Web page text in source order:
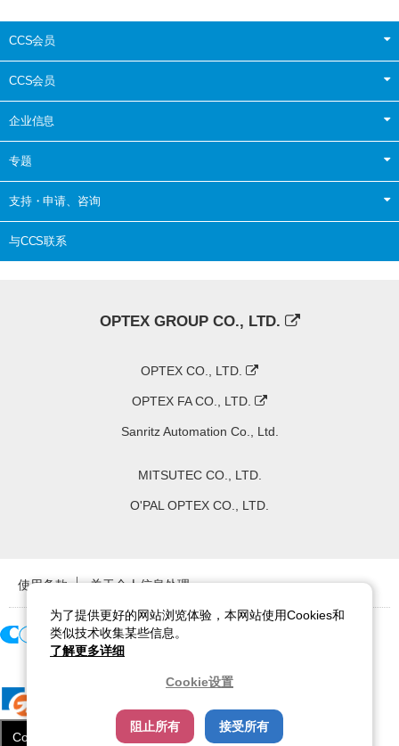
CCS会员
CCS会员
企业信息
专题
支持・申请、咨询
与CCS联系
OPTEX GROUP CO., LTD.
OPTEX CO., LTD.
OPTEX FA CO., LTD.
Sanritz Automation Co., Ltd.
MITSUTEC CO., LTD.
O'PAL OPTEX CO., LTD.
使用条款 关于个人信息处理
Cookie设置
为了提供更好的网站浏览体验，本网站使用Cookies和
类似技术收集某些信息。
了解更多详细
Cookie设置
阻止所有 接受所有